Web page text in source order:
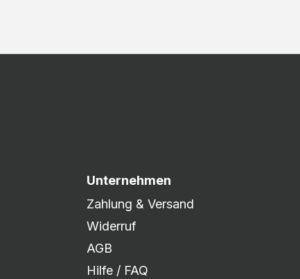
Unternehmen
Zahlung & Versand
Widerruf
AGB
Hilfe / FAQ